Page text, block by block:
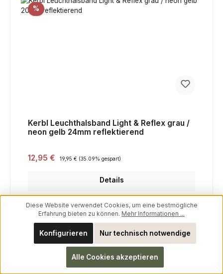
%Rabatt
Kerbl Leuchthalsband Light & Reflex grau /
neon gelb 24mm reflektierend
Verkaufspreis:
12,95 € Regulärer Preis:
19,95 € (35.09% gespart)
Details
Diese Website verwendet Cookies, um eine bestmögliche
Erfahrung bieten zu können. Mehr Informationen ...
Nur technisch notwendige
Konfigurieren
Alle Cookies akzeptieren